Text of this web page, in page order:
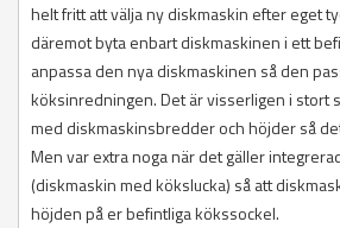
helt fritt att välja ny diskmaskin efter eget
däremot byta enbart diskmaskinen i ett
anpassa den nya diskmaskinen så den
köksinredningen. Det är visserligen i stort
med diskmaskinsbredder och höjder så
Men var extra noga när det gäller
(diskmaskin med kökslucka) så att
höjden på er befintliga kökssockel.